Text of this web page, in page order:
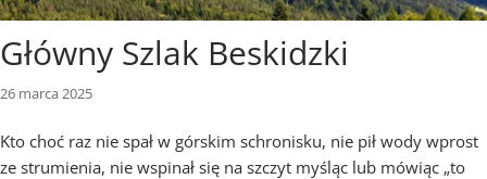
Główny Szlak Beskidzki
26 marca 2025
Kto choć raz nie spał w górskim schronisku, nie pił wody wprost
ze strumienia, nie wspinał się na szczyt myśląc lub mówiąc „to